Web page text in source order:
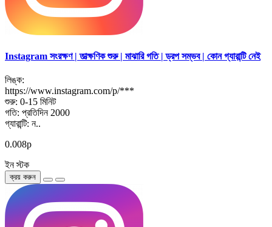
Instagram সংরক্ষণ | তাত্ক্ষণিক শুরু | মাঝারি গতি | ড্রপ সম্ভব | কোন গ্যারান্টি নেই
লিঙ্ক:
https://www.instagram.com/p/***
শুরু: 0-15 মিনিট
গতি: প্রতিদিন 2000
গ্যারান্টি: ন..
0.008р
ইন স্টক
ক্রয় করুন